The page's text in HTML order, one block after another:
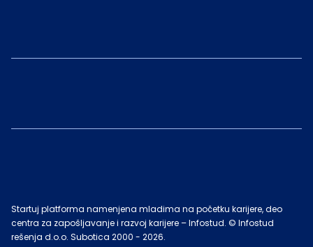
Startuj platforma namenjena mladima na početku karijere, deo
centra za zapošljavanje i razvoj karijere – Infostud. © Infostud
rešenja d.o.o. Subotica 2000 - 2026.